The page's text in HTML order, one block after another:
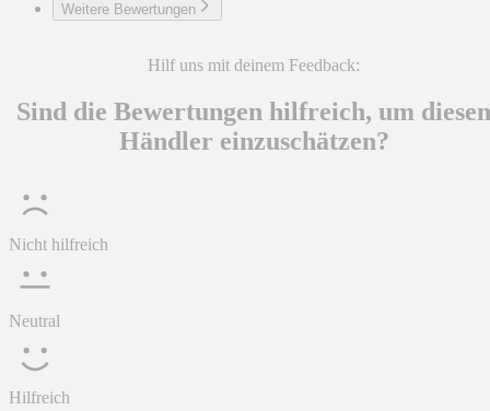
Weitere Bewertungen
Hilf uns mit deinem Feedback:
Sind die Bewertungen hilfreich, um diesen
Händler einzuschätzen?
Nicht hilfreich
Neutral
Hilfreich